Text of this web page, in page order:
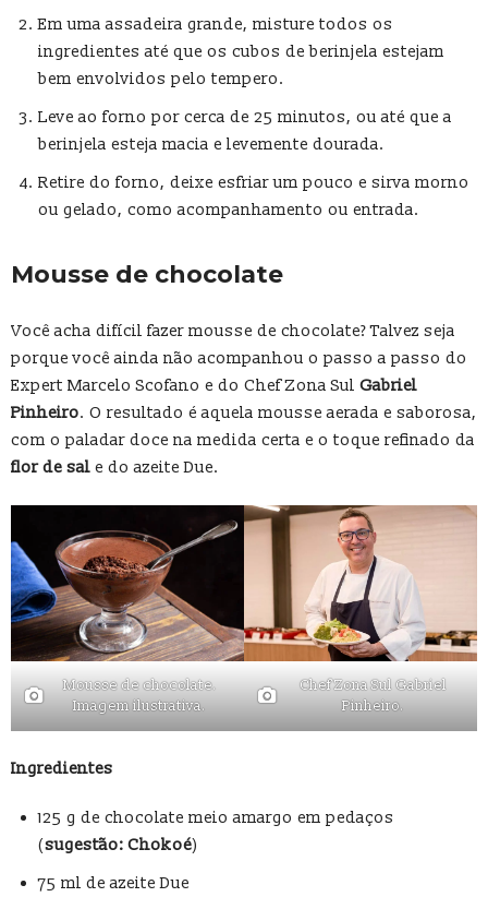
Em uma assadeira grande, misture todos os
ingredientes até que os cubos de berinjela estejam
bem envolvidos pelo tempero.
Leve ao forno por cerca de 25 minutos, ou até que a
berinjela esteja macia e levemente dourada.
Retire do forno, deixe esfriar um pouco e sirva morno
ou gelado, como acompanhamento ou entrada.
Mousse de chocolate
Você acha difícil fazer mousse de chocolate? Talvez seja
porque você ainda não acompanhou o passo a passo do
Expert Marcelo Scofano e do Chef Zona Sul Gabriel
Pinheiro. O resultado é aquela mousse aerada e saborosa,
com o paladar doce na medida certa e o toque refinado da
flor de sal e do azeite Due.
Mousse de chocolate.
Imagem ilustrativa.
Chef Zona Sul Gabriel
Pinheiro.
Ingredientes
125 g de chocolate meio amargo em pedaços
(sugestão: Chokoé)
75 ml de azeite Due